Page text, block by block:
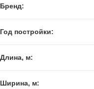
Бренд:
Год постройки:
Длина, м:
Ширина, м: